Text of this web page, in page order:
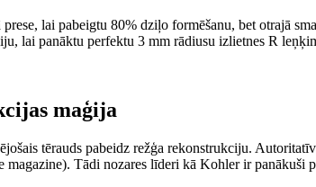
lai pabeigtu 80% dziļo formēšanu, bet otrajā
lai panāktu perfektu 3 mm rādiusu izlietnes R
maģija
tērauds pabeidz režģa rekonstrukciju.
Tādi nozares līderi kā Kohler ir panākuši